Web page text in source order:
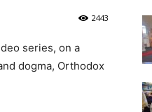
2443
series, on a
dogma, Orthodox